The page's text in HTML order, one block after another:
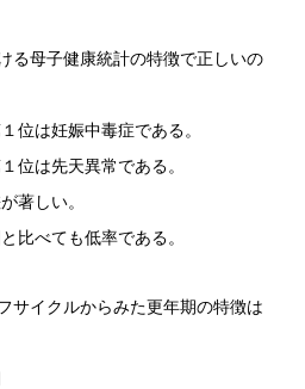
母子健康統計の特徴で正しいの
位は妊娠中毒症である。
位は先天異常である。
著しい。
比べても低率である。
イクルからみた更年期の特徴は